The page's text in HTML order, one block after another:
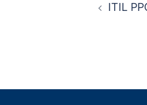
ITIL